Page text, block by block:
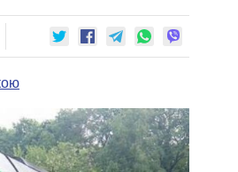
ПОЛИТИКОВ